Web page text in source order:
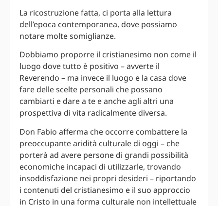
La ricostruzione fatta, ci porta alla lettura
dell’epoca contemporanea, dove possiamo
notare molte somiglianze.
Dobbiamo proporre il cristianesimo non come il
luogo dove tutto è positivo – avverte il
Reverendo – ma invece il luogo e la casa dove
fare delle scelte personali che possano
cambiarti e dare a te e anche agli altri una
prospettiva di vita radicalmente diversa.
Don Fabio afferma che occorre combattere la
preoccupante aridità culturale di oggi – che
porterà ad avere persone di grandi possibilità
economiche incapaci di utilizzarle, trovando
insoddisfazione nei propri desideri – riportando
i contenuti del cristianesimo e il suo approccio
in Cristo in una forma culturale non intellettuale